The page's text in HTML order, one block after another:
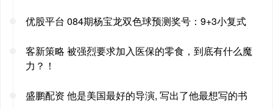
优股平台 084期杨宝龙双色球预测奖号：9+3小复式
客新策略 被强烈要求加入医保的零食，到底有什么魔
力？！
盛鹏配资 他是美国最好的导演, 写出了他最想写的书